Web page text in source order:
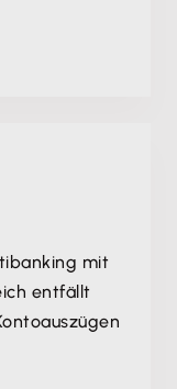
mit
entfällt